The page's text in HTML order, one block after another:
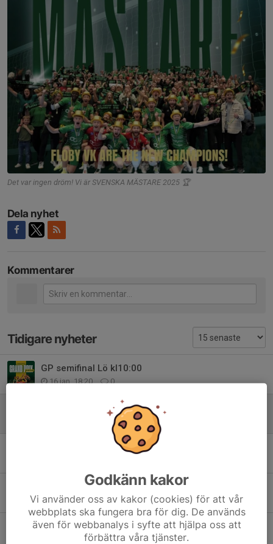
Det var ingen dröm! Vi är SVENSKA MÄSTARE 2025 🏆
Dela nyhet
Kommentarer
Tidigare nyheter
GP semifinal Lö kl10:00
16 jan, 18:20 0
Svenska Mästare 2025
Tredje akten – nu smäller det!
Semifinal 3️⃣ i Floby!
3 apr 2025 0
Rehab på Kurorten
3 apr 2025 0
Godkänn kakor
Vi använder oss av kakor (cookies) för att vår
webbplats ska fungera bra för dig. De används
även för webbanalys i syfte att hjälpa oss att
förbättra våra tjänster.